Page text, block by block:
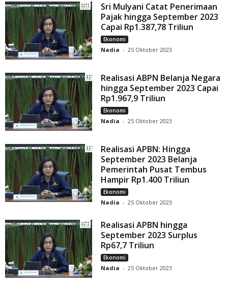
Sri Mulyani Catat Penerimaan
Pajak hingga September 2023
Capai Rp1.387,78 Triliun
Ekonomi
Nadia - 25 Oktober 2023
Realisasi ABPN Belanja Negara
hingga September 2023 Capai
Rp1.967,9 Triliun
Ekonomi
Nadia - 25 Oktober 2023
Realisasi APBN: Hingga
September 2023 Belanja
Pemerintah Pusat Tembus
Hampir Rp1.400 Triliun
Ekonomi
Nadia - 25 Oktober 2023
Realisasi APBN hingga
September 2023 Surplus
Rp67,7 Triliun
Ekonomi
Nadia - 25 Oktober 2023